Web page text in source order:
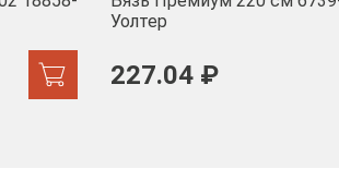
Уолтер
227.04 ₽